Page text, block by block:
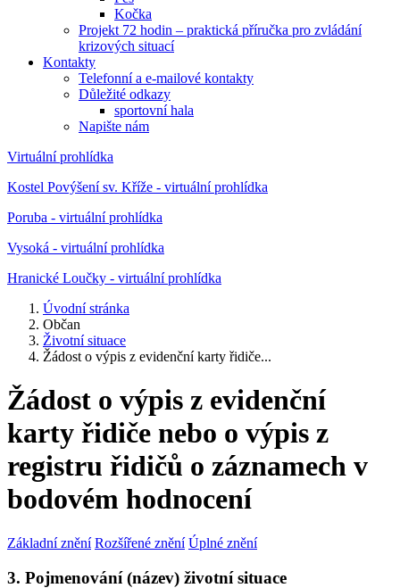
Kočka
Projekt 72 hodin – praktická příručka pro zvládání
krizových situací
Kontakty
Telefonní a e-mailové kontakty
Důležité odkazy
sportovní hala
Napište nám
Virtuální prohlídka
Kostel Povýšení sv. Kříže - virtuální prohlídka
Poruba - virtuální prohlídka
Vysoká - virtuální prohlídka
Hranické Loučky - virtuální prohlídka
Úvodní stránka
Občan
Životní situace
Žádost o výpis z evidenční karty řidiče...
Žádost o výpis z evidenční
karty řidiče nebo o výpis z
registru řidičů o záznamech v
bodovém hodnocení
Základní znění Rozšířené znění Úplné znění
3. Pojmenování (název) životní situace